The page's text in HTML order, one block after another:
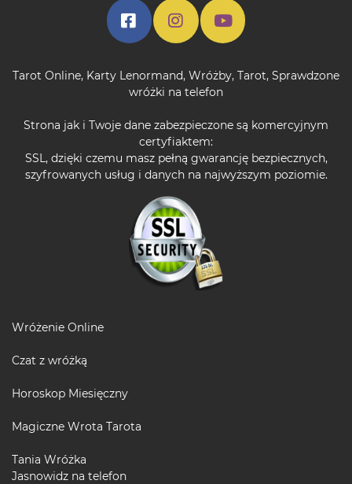
Tarot Online, Karty Lenormand, Wróżby, Tarot, Sprawdzone
wróżki na telefon
Strona jak i Twoje dane zabezpieczone są komercyjnym
certyfiaktem:
SSL, dzięki czemu masz pełną gwarancję bezpiecznych,
szyfrowanych usług i danych na najwyższym poziomie.
Wróżenie Online
Czat z wróżką
Horoskop Miesięczny
Magiczne Wrota Tarota
Tania Wróżka
Jasnowidz na telefon